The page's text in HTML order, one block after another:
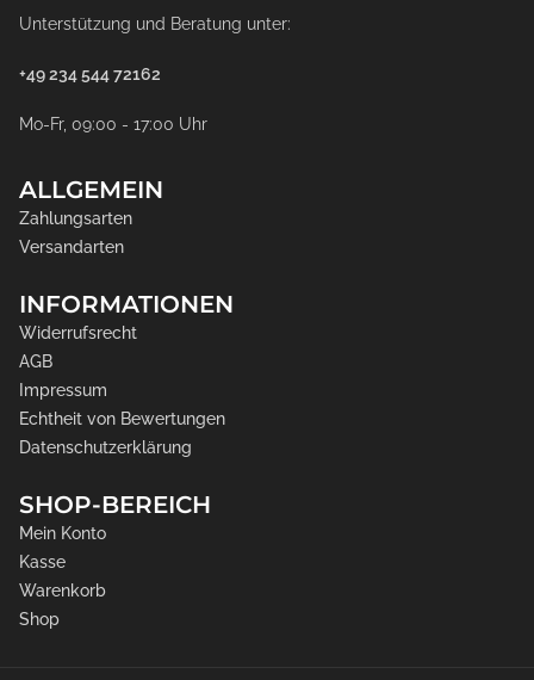
Unterstützung und Beratung unter:
+49 234 544 72162
Mo-Fr, 09:00 - 17:00 Uhr
ALLGEMEIN
Zahlungsarten
Versandarten
INFORMATIONEN
Widerrufsrecht
AGB
Impressum
Echtheit von Bewertungen
Datenschutzerklärung
SHOP-BEREICH
Mein Konto
Kasse
Warenkorb
Shop